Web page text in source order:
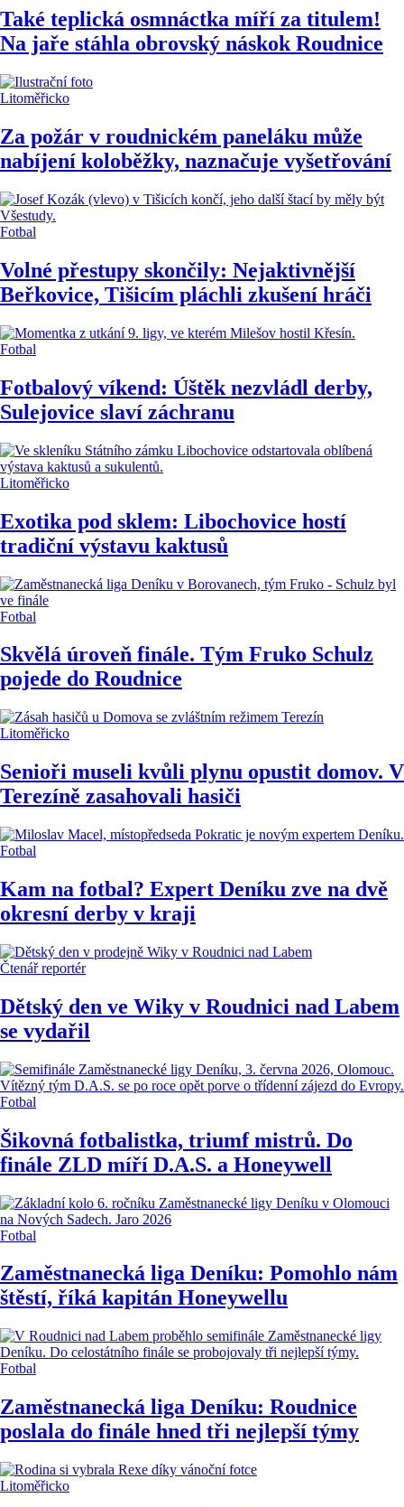
Také teplická osmnáctka míří za titulem!
Na jaře stáhla obrovský náskok Roudnice
Litoměřicko
Za požár v roudnickém paneláku může
nabíjení koloběžky, naznačuje vyšetřování
Fotbal
Volné přestupy skončily: Nejaktivnější
Beřkovice, Tišicím pláchli zkušení hráči
Fotbal
Fotbalový víkend: Úštěk nezvládl derby,
Sulejovice slaví záchranu
Litoměřicko
Exotika pod sklem: Libochovice hostí
tradiční výstavu kaktusů
Fotbal
Skvělá úroveň finále. Tým Fruko Schulz
pojede do Roudnice
Litoměřicko
Senioři museli kvůli plynu opustit domov. V
Terezíně zasahovali hasiči
Fotbal
Kam na fotbal? Expert Deníku zve na dvě
okresní derby v kraji
Čtenář reportér
Dětský den ve Wiky v Roudnici nad Labem
se vydařil
Fotbal
Šikovná fotbalistka, triumf mistrů. Do
finále ZLD míří D.A.S. a Honeywell
Fotbal
Zaměstnanecká liga Deníku: Pomohlo nám
štěstí, říká kapitán Honeywellu
Fotbal
Zaměstnanecká liga Deníku: Roudnice
poslala do finále hned tři nejlepší týmy
Litoměřicko